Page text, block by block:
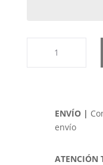
180
canasto
cantidad
ENVÍO |
envío
ATENCIÓN